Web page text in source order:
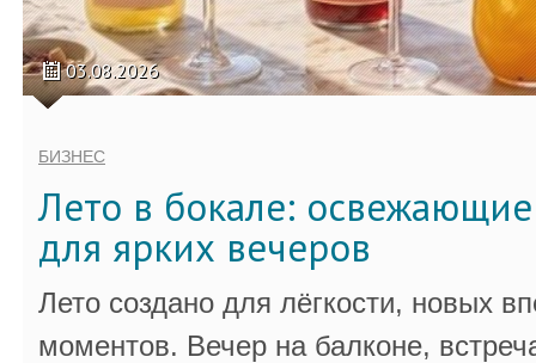
03.08.2026
БИЗНЕС
Лето в бокале:
для ярких вечеров
Лето создано для лёгкости, новых
моментов. Вечер на балконе,